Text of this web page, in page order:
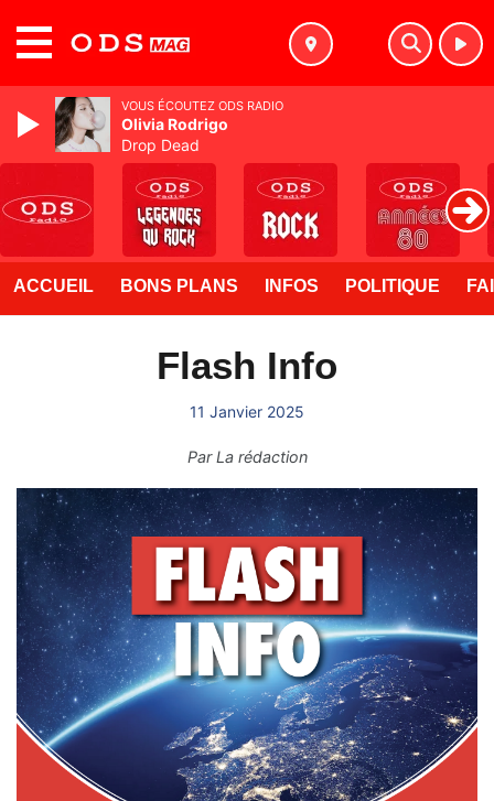
ACCUEIL BONS PLANS INFOS POLITIQUE
Flash Info
11 Janvier 2025
ParLa rédaction
VOUS ÉCOUTEZ ODS RADIO
Olivia Rodrigo
Drop Dead